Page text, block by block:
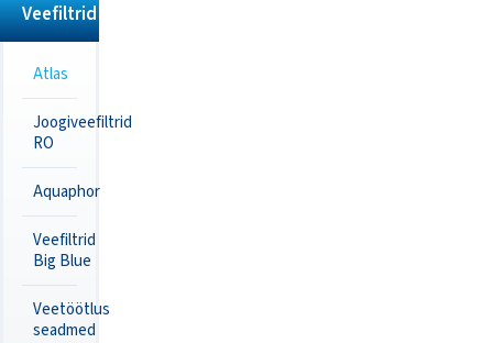
Veefiltrid
Atlas
Joogiveefiltrid
RO
Aquaphor
Veefiltrid
Big Blue
Veetöötlus
seadmed